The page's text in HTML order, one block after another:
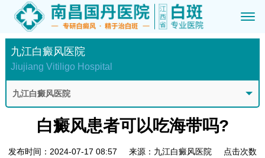
九江白癜风医院
Jiujiang Vitiligo Hospital
九江白癜风医院
白癜风患者可以吃海带吗?
发布时间：2024-07-17 08:57 来源：九江白癜风医院
点击次数